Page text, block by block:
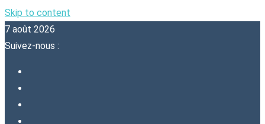
Skip to content
7 août 2026
Suivez-nous :